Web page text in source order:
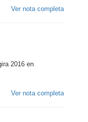
Ver nota completa
2016 en
Ver nota completa